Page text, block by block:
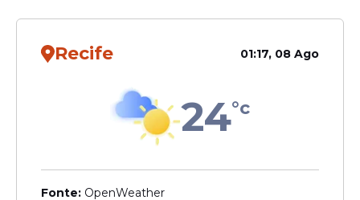
a musculatura da cabeça e do pescoço.
Recife 01:17, 08 Ago
24°c
Fonte: OpenWeather